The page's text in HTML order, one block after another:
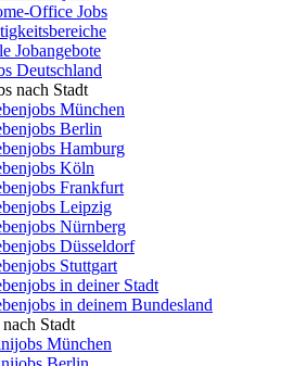
Office Jobs
Jobangebote
Deutschland
nach Stadt
München
Berlin
Hamburg
Köln
Frankfurt
Leipzig
Nürnberg
Düsseldorf
Stuttgart
in deiner Stadt
in deinem Bundesland
Stadt
München